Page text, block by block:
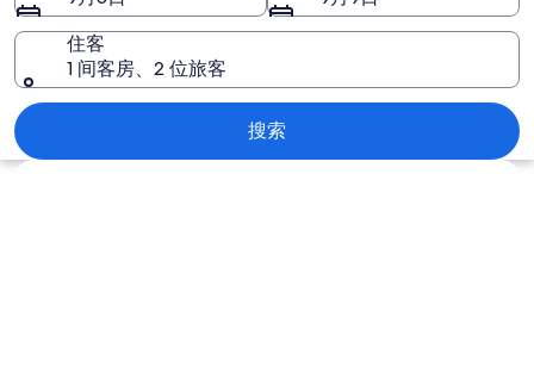
尔
图
片
住客
1 间客房、2 位旅客
搜索
浏览地图